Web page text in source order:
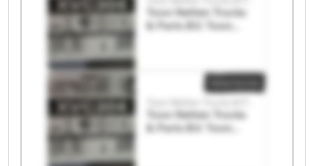
Toon Netten Trucks
& Parts B.V. Toon
Toon Netten Trucks
& Parts B.V. Toon